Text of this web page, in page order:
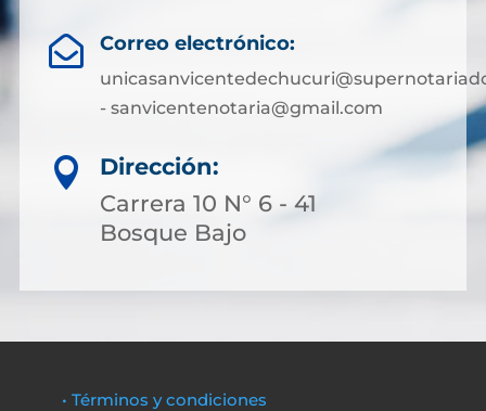
 Correo electrónico:
- sanvicentenotaria@gmail.com

Dirección:
Carrera 10 N° 6 - 41
Bosque Bajo
• Términos y condiciones